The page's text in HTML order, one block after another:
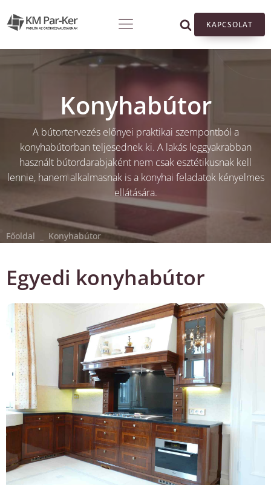
KAPCSOLAT
Konyhabútor
A bútortervezés előnyei praktikai szempontból a
konyhabútorban teljesednek ki. A lakás leggyakrabban
használt bútordarabjaként nem csak esztétikusnak kell
lennie, hanem alkalmasnak is a konyhai feladatok kényelmes
ellátására.
Főoldal Konyhabútor
Egyedi konyhabútor